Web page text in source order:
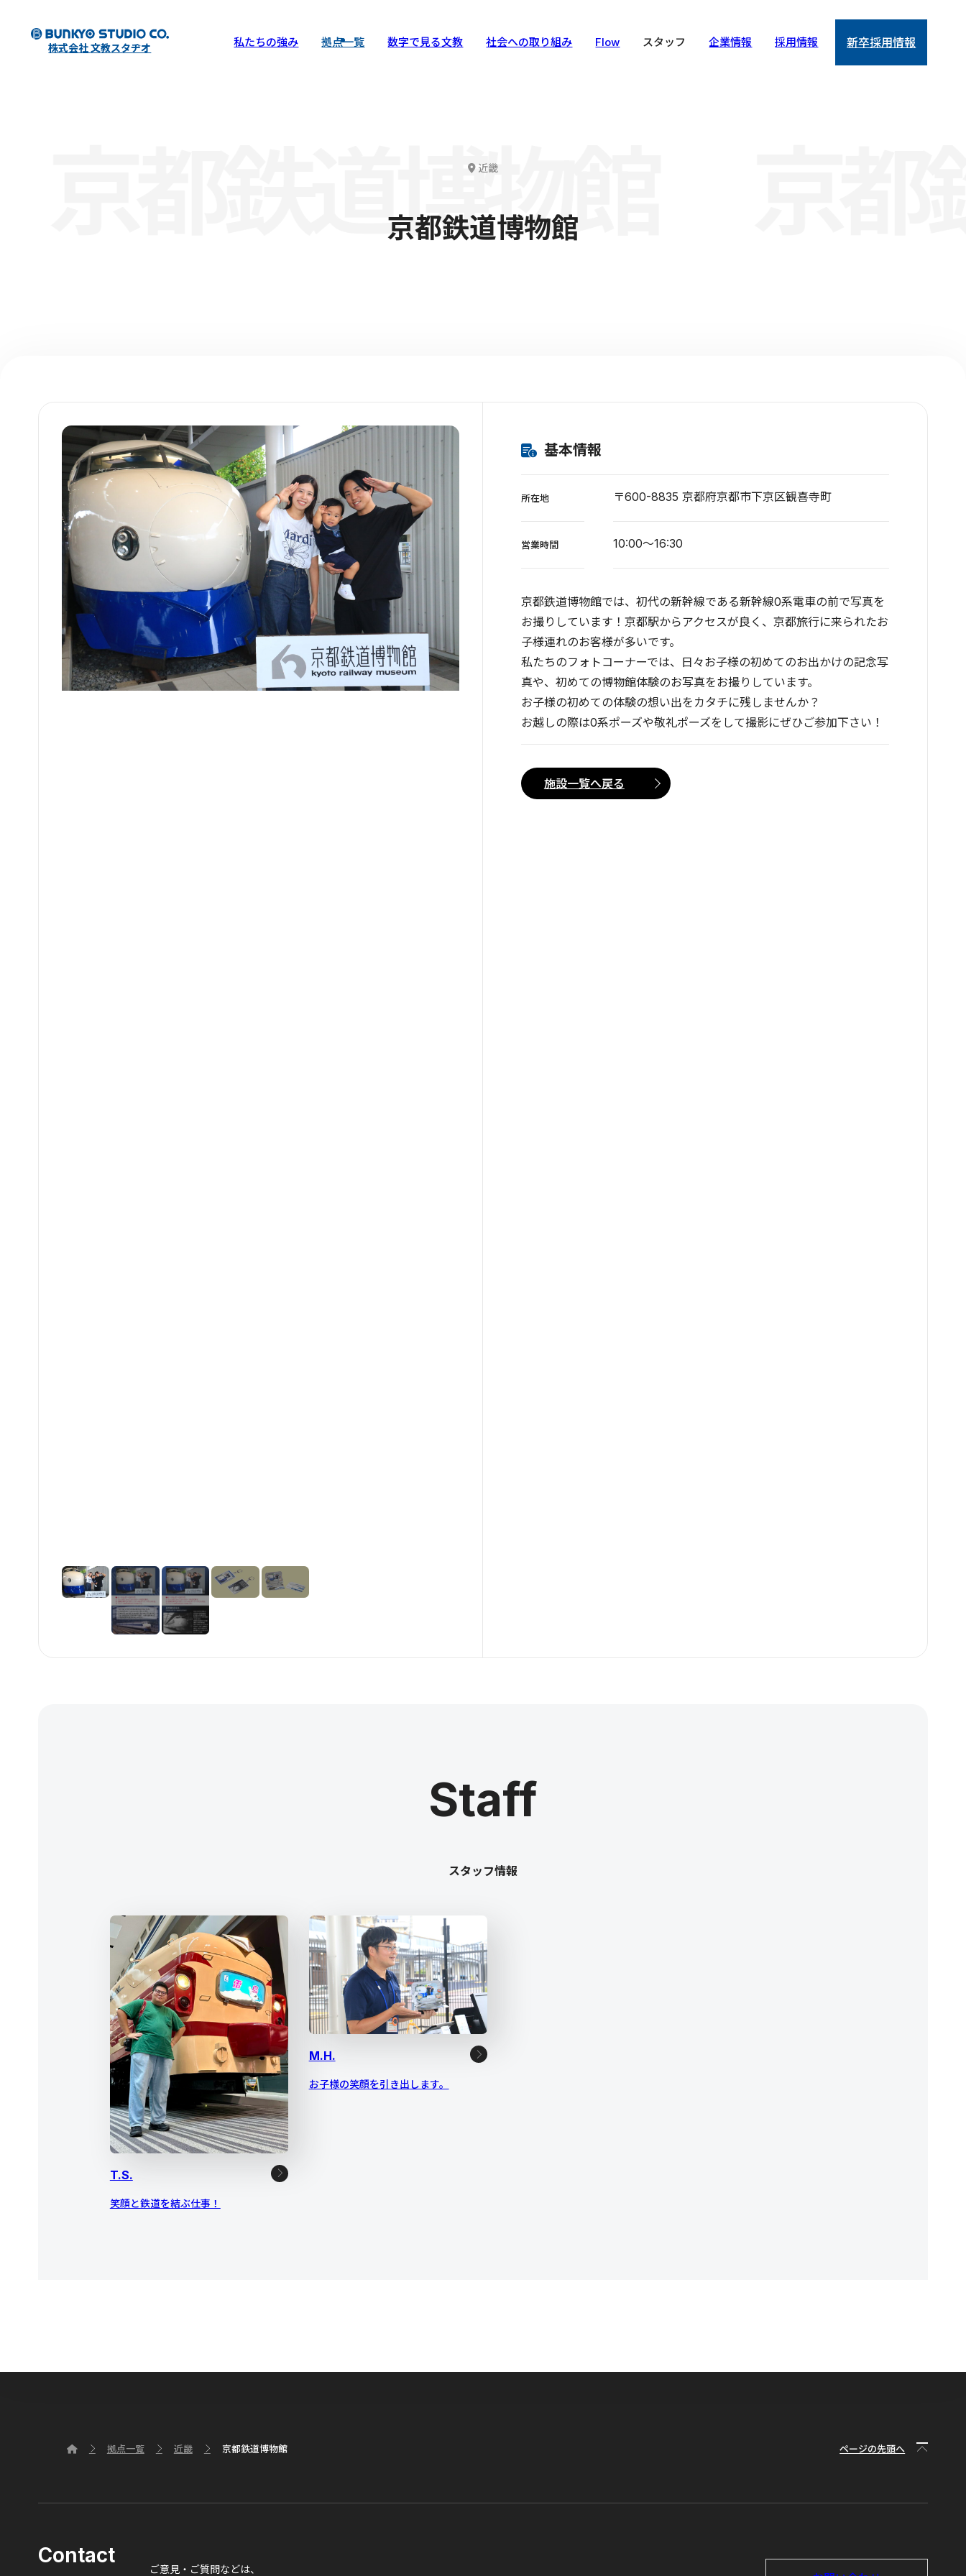
株式会社 文教スタヂオ 私たちの強み 拠点一覧 数字で見る文教 社会への取り組み Flow スタッフ 企業情報 採用情報 新卒採用情報
京都鉄道博物館
近畿
京都鉄道博物館
基本情報
所在地 〒600-8835 京都府京都市下京区観喜寺町
営業時間 10:00～16:30
京都鉄道博物館では、初代の新幹線である新幹線0系電車の前で写真を
お撮りしています！京都駅からアクセスが良く、京都旅行に来られたお
子様連れのお客様が多いです。
私たちのフォトコーナーでは、日々お子様の初めてのお出かけの記念写
真や、初めての博物館体験のお写真をお撮りしています。
お子様の初めての体験の想い出をカタチに残しませんか？
お越しの際は0系ポーズや敬礼ポーズをして撮影にぜひご参加下さい！
施設一覧へ戻る
Staff
スタッフ情報
T.S.
笑顔と鉄道を結ぶ仕事！
M.H.
お子様の笑顔を引き出します。
拠点一覧 近畿 京都鉄道博物館 ページの先頭へ
Contact
ご意見・ご質問などは、